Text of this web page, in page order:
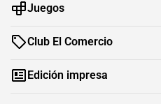
Juegos
Club El Comercio
Edición impresa